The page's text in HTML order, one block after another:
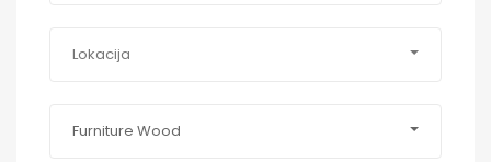
Lokacija
Furniture Wood